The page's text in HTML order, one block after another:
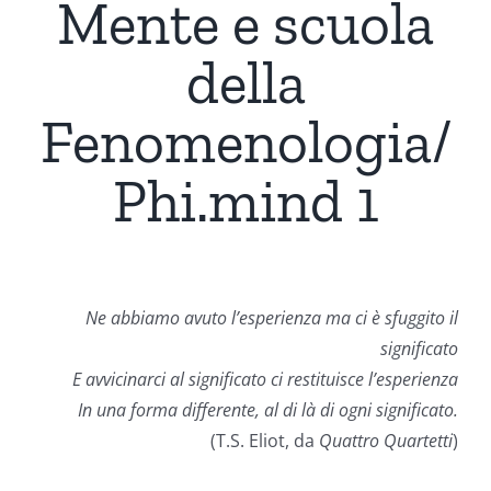
Mente e scuola
della
Fenomenologia/
Phi.mind 1
Ne abbiamo avuto l’esperienza ma ci è sfuggito il
significato
E avvicinarci al significato ci restituisce l’esperienza
In una forma differente, al di là di ogni significato.
(T.S. Eliot, da Quattro Quartetti)